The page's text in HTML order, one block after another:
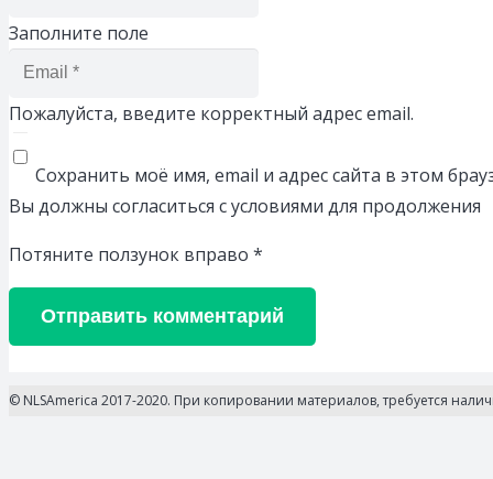
Заполните поле
Пожалуйста, введите корректный адрес email.
Сохранить моё имя, email и адрес сайта в этом
Вы должны согласиться с условиями для продолжения
Потяните ползунок вправо *
Отправить комментарий
© NLSAmerica 2017-2020. При копировании материалов, требуется